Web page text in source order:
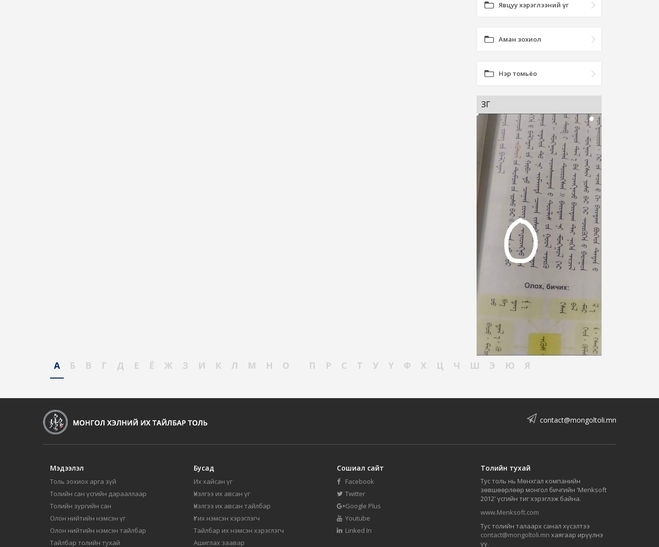
Явцуу хэрэглээний үг
Аман зохиол
Нэр томьёо
ЗҮГ
А Б В Г Д Е Ё Ж З И К Л М Н О П Р С Т У Ү Ф Х Ц Ч Ш Э Ю Я
contact@mongoltoli.mn
Мэдээлэл
Толь зохиох арга зүй
Толийн сан үсгийн дарааллаар
Толийн зургийн сан
Олон нийтийн нэмсэн үг
Олон нийтийн нэмсэн тайлбар
Тайлбар толийн тухай
Бусад
Их хайсан үг
Үнэлгээ их авсан үг
Үнэлгээ их авсан тайлбар
Үг их нэмсэн хэрэглэгч
Тайлбар их нэмсэн хэрэглэгч
Ашиглах заавар
Сошиал сайт
Facebook
Twitter
Google Plus
Youtube
Linked In
Толийн тухай
Тус толь нь Мөнхгал компанийн
зөвшөөрлөөр монгол бичгийн 'Menksoft
2012' үсгийн тиг хэрэглэж байна.
www.Menksoft.com
Тус толийн талаарх санал хүсэлтээ
contact@mongoltoli.mn хаягаар ирүүлнэ
үү.